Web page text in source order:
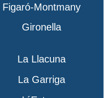
Figaró-Montmany
Gironella
La Llacuna
La Garriga